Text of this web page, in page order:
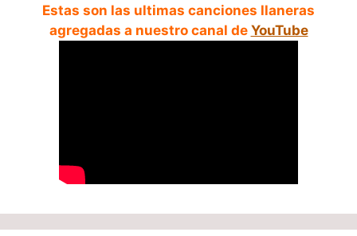
Estas son las ultimas canciones llaneras
agregadas a nuestro canal de YouTube